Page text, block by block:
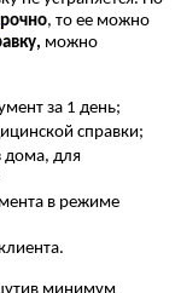
, то ее можно
можно
за 1 день;
справки;
дома, для
в режиме
минимум